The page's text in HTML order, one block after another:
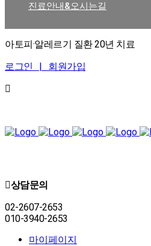
진료안내&오시는길
아토피·알레르기 질환 20년 치료
로그인 | 회원가입
상담문의
02-2607-2653
010-3940-2653
마이페이지